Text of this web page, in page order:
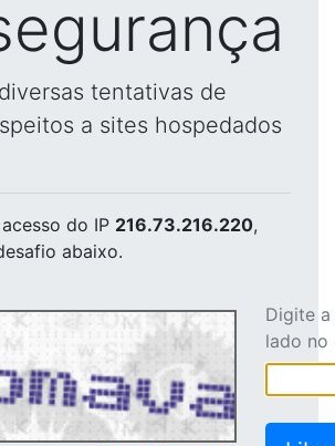
tentativas de
a sites hospedados
do IP 216.73.216.220,
abaixo.
Digite
lado no